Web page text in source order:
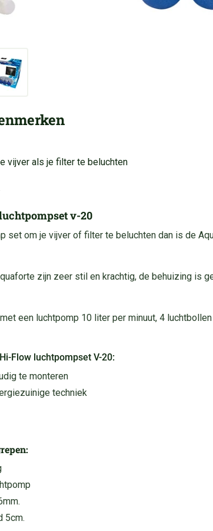
vijver als je filter te beluchten
v-20
set om je vijver of filter te beluchten dan is de
zijn zeer stil en krachtig, de behuizing is
een luchtpomp 10 liter per minuut, 4
Flow luchtpompset V-20:
te monteren
techniek
5cm.